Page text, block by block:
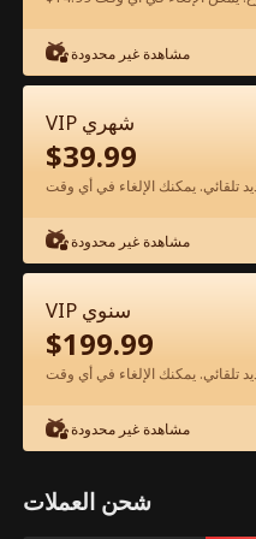
في التطبيق
أنتقم وأتألق الفيلم
كامل
مشاهدة غير محدودة
VIP شهري
$39.99
مشاهدة غير محدودة
VIP سنوي
$199.99
مشاهدة غير محدودة
شحن العملات